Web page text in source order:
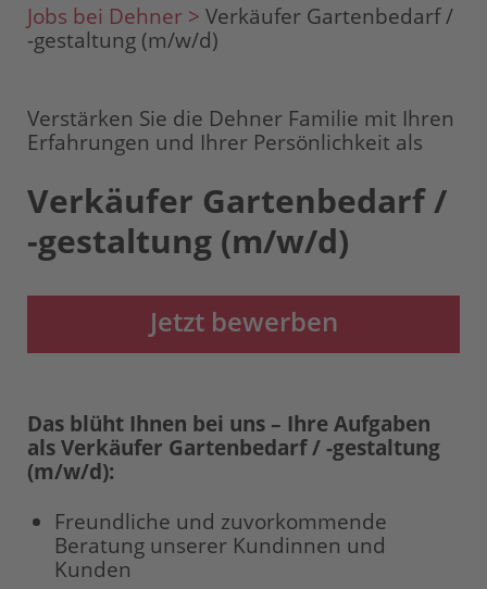
Jobs bei Dehner > Verkäufer Gartenbedarf /
-gestaltung (m/w/d)
Verstärken Sie die Dehner Familie mit Ihren
Erfahrungen und Ihrer Persönlichkeit als
Verkäufer Gartenbedarf /
-gestaltung (m/w/d)
Jetzt bewerben
Das blüht Ihnen bei uns – Ihre Aufgaben
als Verkäufer Gartenbedarf / -gestaltung
(m/w/d):
Freundliche und zuvorkommende
Beratung unserer Kundinnen und
Kunden